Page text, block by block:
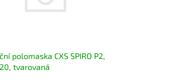
polomaska CXS SPIRO P2,
tvarovaná